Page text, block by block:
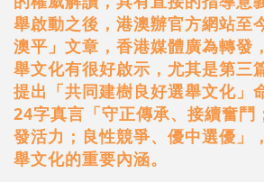
舉啟動之後，港澳辦官方網站至
澳平」文章，香港媒體廣為轉發
舉文化有很好啟示，尤其是第三
提出「共同建樹良好選舉文化」
24字真言「守正傳承、接續奮鬥
發活力；良性競爭、優中選優」
舉文化的重要內涵。